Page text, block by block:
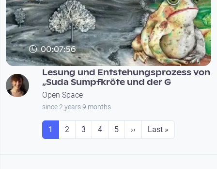
00:07:56
Lesung und Entstehungsprozess von
„Suda Sumpfkröte und der G
Open Space
since 2 years 9 months
Seitennummerierung
Seite
1 Seite
2 Seite
3 Seite
4 Seite
5 Next page
›› Last page
Last »